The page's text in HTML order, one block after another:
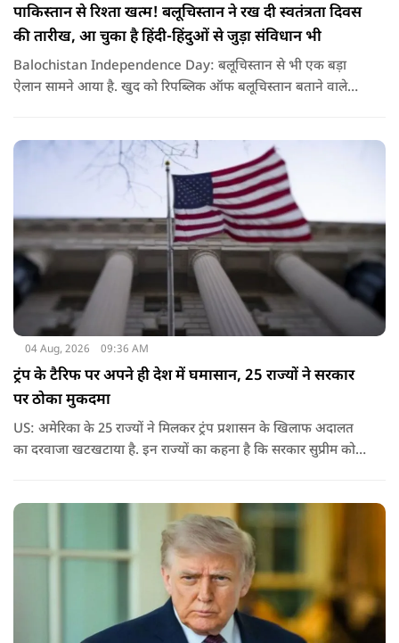
पाकिस्तान से रिश्ता खत्म! बलूचिस्तान ने रख दी स्वतंत्रता दिवस
की तारीख, आ चुका है हिंदी-हिंदुओं से जुड़ा संविधान भी
Balochistan Independence Day: बलूचिस्तान से भी एक बड़ा
ऐलान सामने आया है. खुद को रिपब्लिक ऑफ बलूचिस्तान बताने वाले
04 Aug, 2026 09:36 AM
ट्रंप के टैरिफ पर अपने ही देश में घमासान, 25 राज्यों ने सरकार
पर ठोका मुकदमा
US: अमेरिका के 25 राज्यों ने मिलकर ट्रंप प्रशासन के खिलाफ अदालत
का दरवाजा खटखटाया है. इन राज्यों का कहना है कि सरकार सुप्रीम कोर्ट